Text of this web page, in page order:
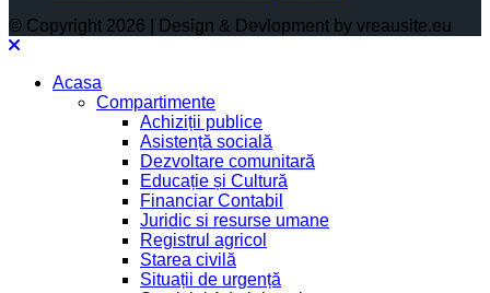
© Copyright 2026 | Design & Devlopment by vreausite.eu
Acasa
Compartimente
Achiziții publice
Asistență socială
Dezvoltare comunitară
Educație și Cultură
Financiar Contabil
Juridic si resurse umane
Registrul agricol
Starea civilă
Situații de urgență